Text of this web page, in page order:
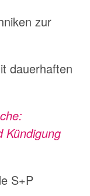
zur
dauerhaften
Kündigung
S+P